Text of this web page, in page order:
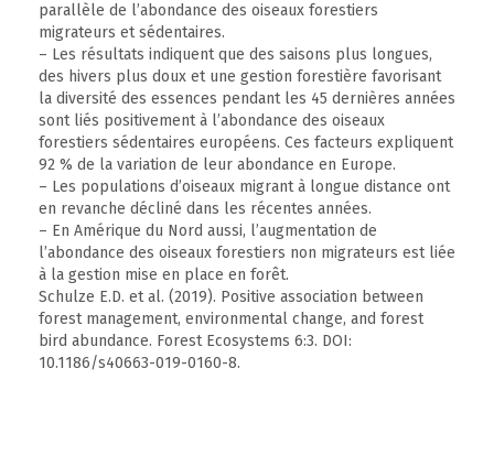
parallèle de l’abondance des oiseaux forestiers
migrateurs et sédentaires.
– Les résultats indiquent que des saisons plus longues,
des hivers plus doux et une gestion forestière favorisant
la diversité des essences pendant les 45 dernières années
sont liés positivement à l’abondance des oiseaux
forestiers sédentaires européens. Ces facteurs expliquent
92 % de la variation de leur abondance en Europe.
– Les populations d’oiseaux migrant à longue distance ont
en revanche décliné dans les récentes années.
– En Amérique du Nord aussi, l’augmentation de
l’abondance des oiseaux forestiers non migrateurs est liée
à la gestion mise en place en forêt.
Schulze E.D. et al. (2019). Positive association between
forest management, environmental change, and forest
bird abundance. Forest Ecosystems 6:3. DOI:
10.1186/s40663-019-0160-8.